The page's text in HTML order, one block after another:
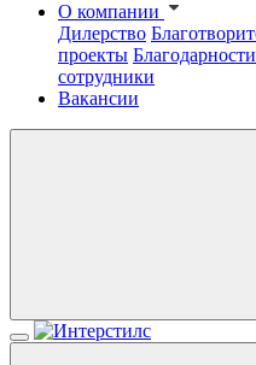
О компании
Дилерство
проекты Благодарности
сотрудники
Вакансии